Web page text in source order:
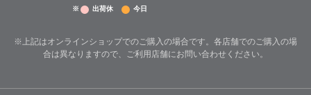
※ 出荷休 今日
※上記はオンラインショップでのご購入の場合です。各店舗でのご購入の場
合は異なりますので、ご利用店舗にお問い合わせください。